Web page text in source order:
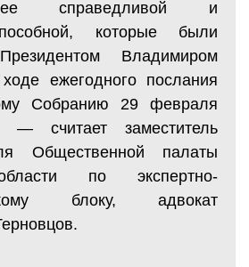
справедливой и
которые были
Владимиром
ежегодного послания
Собранию 29 февраля
— считает заместитель
Общественной палаты
по экспертно-
блоку, адвокат